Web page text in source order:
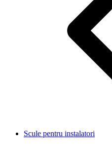
Scule pentru instalatori